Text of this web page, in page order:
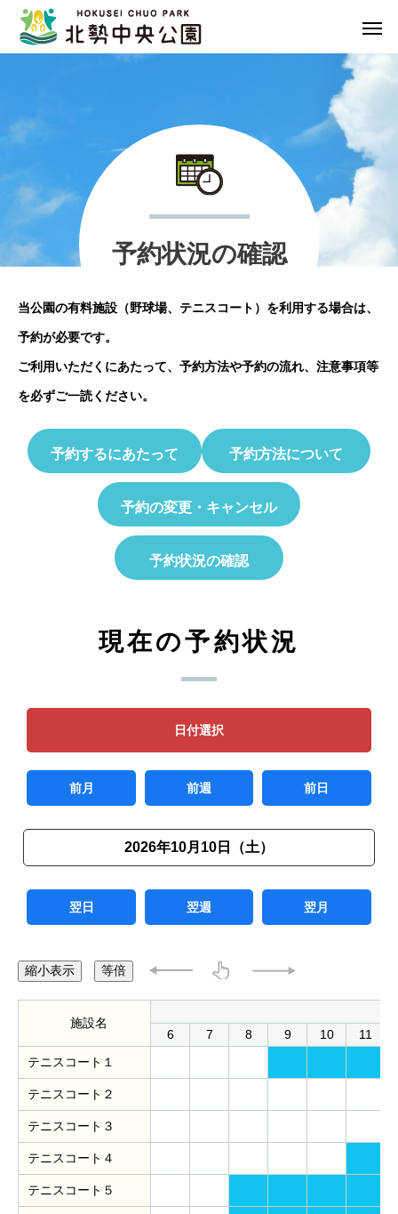
予約状況の確認
当公園の有料施設（野球場、テニスコート）を利用する場合は、
予約が必要です。
ご利用いただくにあたって、予約方法や予約の流れ、注意事項等
を必ずご一読ください。
予約するにあたって 予約方法について
予約の変更・キャンセル
予約状況の確認
現在の予約状況
日付選択
前月 前週 前日
2026年10月10日（土）
翌日 翌週 翌月
縮小表示 等倍
施設名
6
7 8 9 10 11
テニスコート１
テニスコート２
テニスコート３
テニスコート４
テニスコート５